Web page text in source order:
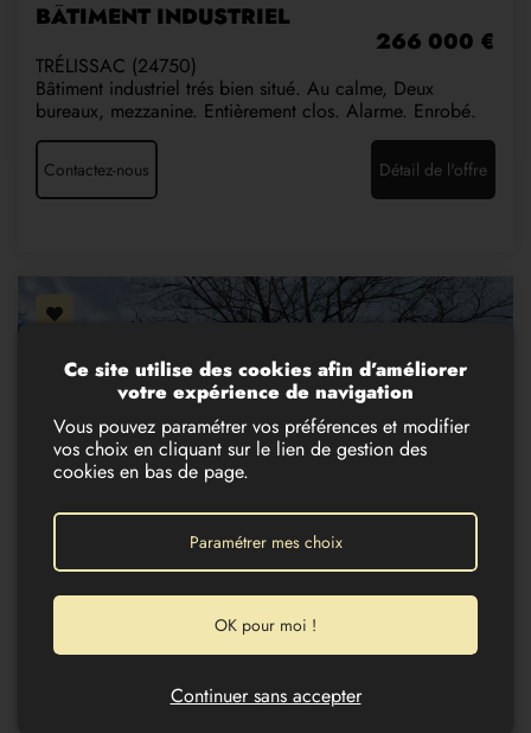
BÂTIMENT INDUSTRIEL
266 000 €
TRÉLISSAC (24750)
Bâtiment industriel trés bien situé. Au calme, Deux
bureaux, mezzanine. Entièrement clos. Alarme. Enrobé.
Contactez-nous Détail de l'offre
BELLE PÉRIGOURDINE DE CARACTÈRE
AVEC PISCINE ET ÉTANG SUR 2,6HA
ST PAUL LA ROCHE (24800)
Ce site utilise des cookies afin d’améliorer
votre expérience de navigation
Vous pouvez paramétrer vos préférences et modifier
vos choix en cliquant sur le lien de gestion des
cookies en bas de page.
Paramétrer mes choix
OK pour moi !
Continuer sans accepter